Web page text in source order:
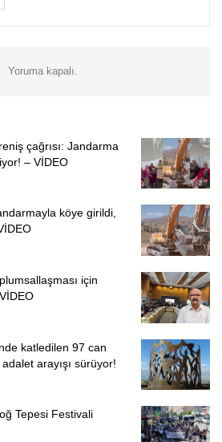
Yoruma kapalı.
çağrısı: Jandarma
– VİDEO
köye girildi,
için
katledilen 97 can
arayışı sürüyor!
Tepesi Festivali